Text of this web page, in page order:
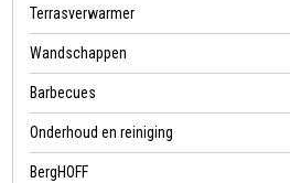
Terrasverwarmer
Wandschappen
Barbecues
Onderhoud en reiniging
BergHOFF